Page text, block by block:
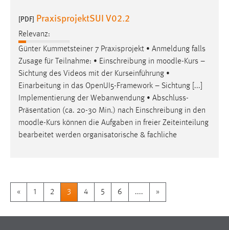
[PDF] PraxisprojektSUI V02.2
Relevanz:
Günter Kummetsteiner 7 Praxisprojekt • Anmeldung falls
Zusage für Teilnahme: • Einschreibung in moodle-Kurs –
Sichtung des Videos mit der Kurseinführung •
Einarbeitung in das OpenUI5-Framework – Sichtung [...]
Implementierung der Webanwendung • Abschluss-
Präsentation (ca. 20-30 Min.) nach Einschreibung in den
moodle-Kurs können die Aufgaben in freier Zeiteinteilung
bearbeitet werden organisatorische & fachliche
« 1 2 3 4 5 6 .... »